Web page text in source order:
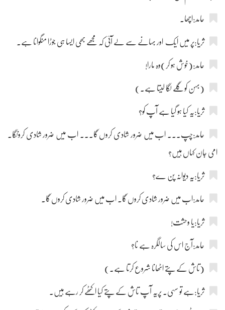
حامد:اچھا۔
ثریا:پر میں ایک اور بہانے سے لے آئی کہ مجھے بھی ایسا ہی جوڑا منگوانا ہے۔
حامد:(خوش ہو کر)وہ مارا!
(بہن کو گلے لگا لیتا ہے۔)
ثریا:یہ کیا ہو گیا ہے آپ کو؟
حامد:چپ۔۔۔ اب میں ضرور شادی کروں گا۔۔۔ اب میں ضرور شادی کرونگا۔
امی جان کہاں ہیں؟
ثریا:یہ دیوانہ پن ے؟
حامد:اب میں ضرور شادی کروں گا۔ اب میں ضرور شادی کروں گا۔
ثریا:یا وحشت!
حامد:آج اس کی سالگرہ ہے نا؟
(تاش کے پتے اٹھانا شروع کرتا ہے۔)
ثریا:ہے تو سہی۔ پریہ آپ تاش کے پتے کیا اکٹھے کر رہے ہیں۔